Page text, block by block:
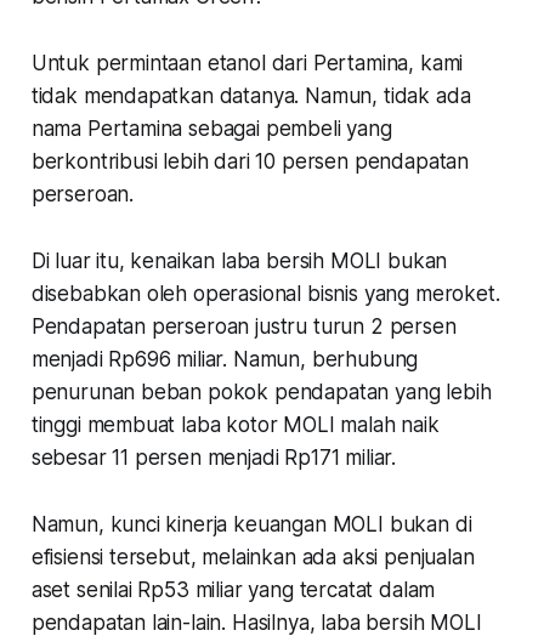
Untuk permintaan etanol dari Pertamina, kami
tidak mendapatkan datanya. Namun, tidak ada
nama Pertamina sebagai pembeli yang
berkontribusi lebih dari 10 persen pendapatan
perseroan.
Di luar itu, kenaikan laba bersih MOLI bukan
disebabkan oleh operasional bisnis yang meroket.
Pendapatan perseroan justru turun 2 persen
menjadi Rp696 miliar. Namun, berhubung
penurunan beban pokok pendapatan yang lebih
tinggi membuat laba kotor MOLI malah naik
sebesar 11 persen menjadi Rp171 miliar.
Namun, kunci kinerja keuangan MOLI bukan di
efisiensi tersebut, melainkan ada aksi penjualan
aset senilai Rp53 miliar yang tercatat dalam
pendapatan lain-lain. Hasilnya, laba bersih MOLI